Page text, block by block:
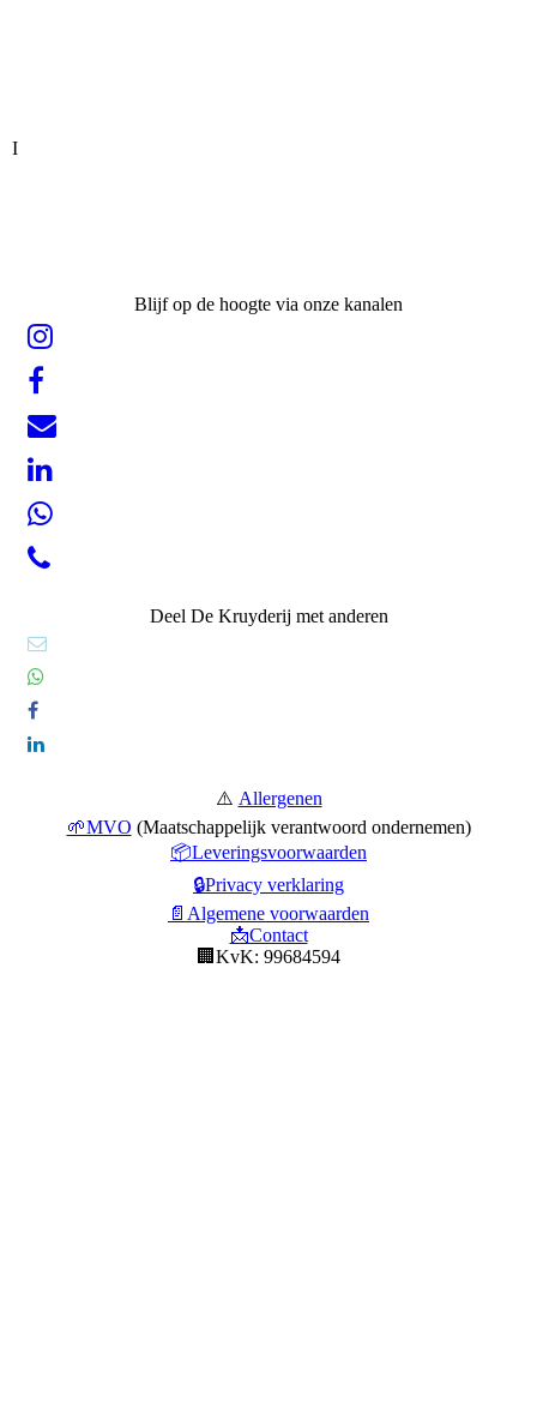
I
Blijf op de hoogte via onze kanalen
Deel De Kruyderij met anderen
⚠️ Allergenen
🌱MVO (Maatschappelijk verantwoord ondernemen)
📦Leveringsvoorwaarden
🔒Privacy verklaring
📄Algemene voorwaarden
📩Contact
🏢KvK: 99684594